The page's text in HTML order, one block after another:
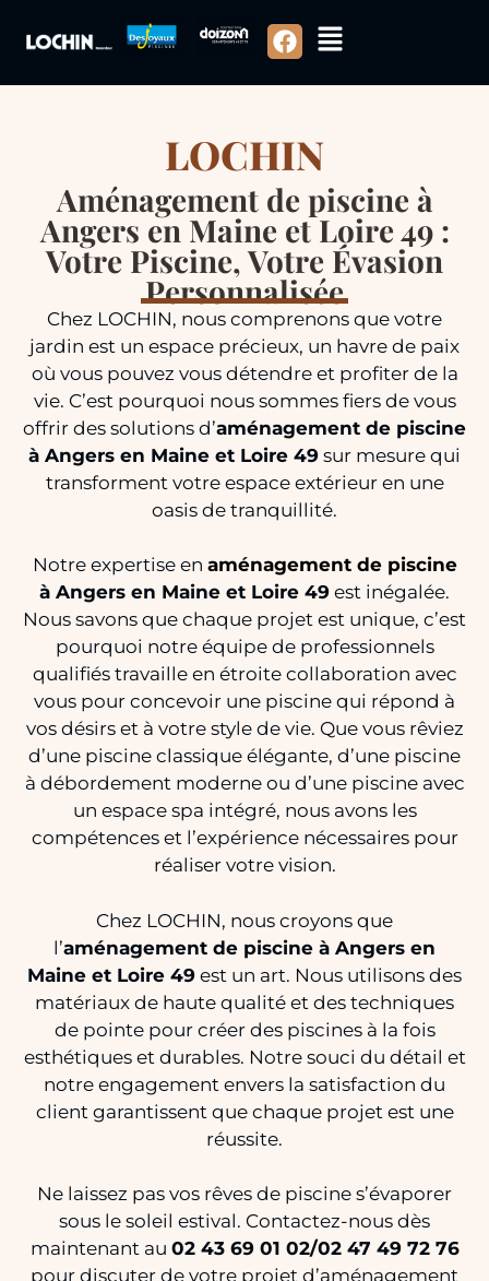
LOCHIN
Aménagement de piscine à
Angers en Maine et Loire 49 :
Votre Piscine, Votre Évasion
Personnalisée
Chez LOCHIN, nous comprenons que votre
jardin est un espace précieux, un havre de paix
où vous pouvez vous détendre et profiter de la
vie. C’est pourquoi nous sommes fiers de vous
offrir des solutions d’aménagement de piscine
à Angers en Maine et Loire 49 sur mesure qui
transforment votre espace extérieur en une
oasis de tranquillité.
Notre expertise en aménagement de piscine
à Angers en Maine et Loire 49 est inégalée.
Nous savons que chaque projet est unique, c’est
pourquoi notre équipe de professionnels
qualifiés travaille en étroite collaboration avec
vous pour concevoir une piscine qui répond à
vos désirs et à votre style de vie. Que vous rêviez
d’une piscine classique élégante, d’une piscine
à débordement moderne ou d’une piscine avec
un espace spa intégré, nous avons les
compétences et l’expérience nécessaires pour
réaliser votre vision.
Chez LOCHIN, nous croyons que
l’aménagement de piscine à Angers en
Maine et Loire 49 est un art. Nous utilisons des
matériaux de haute qualité et des techniques
de pointe pour créer des piscines à la fois
esthétiques et durables. Notre souci du détail et
notre engagement envers la satisfaction du
client garantissent que chaque projet est une
réussite.
Ne laissez pas vos rêves de piscine s’évaporer
sous le soleil estival. Contactez-nous dès
maintenant au 02 43 69 01 02/02 47 49 72 76
pour discuter de votre projet d’aménagement